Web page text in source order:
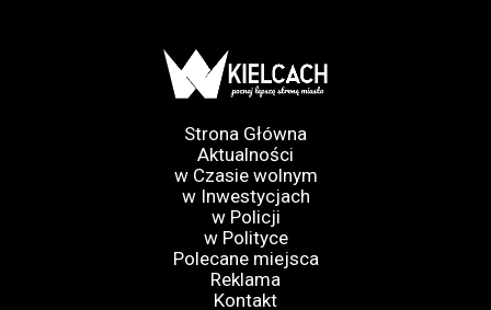
Strona Główna
Aktualności
w Czasie wolnym
w Inwestycjach
w Policji
w Polityce
Polecane miejsca
Reklama
Kontakt